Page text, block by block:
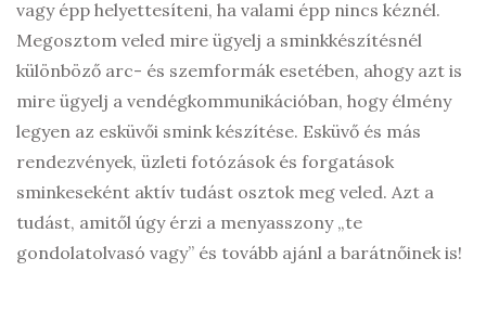
vagy épp helyettesíteni, ha valami épp nincs kéznél.
Megosztom veled mire ügyelj a sminkkészítésnél
különböző arc- és szemformák esetében, ahogy azt is
mire ügyelj a vendégkommunikációban, hogy élmény
legyen az esküvői smink készítése. Esküvő és más
rendezvények, üzleti fotózások és forgatások
sminkeseként aktív tudást osztok meg veled. Azt a
tudást, amitől úgy érzi a menyasszony „te
gondolatolvasó vagy” és tovább ajánl a barátnőinek is!